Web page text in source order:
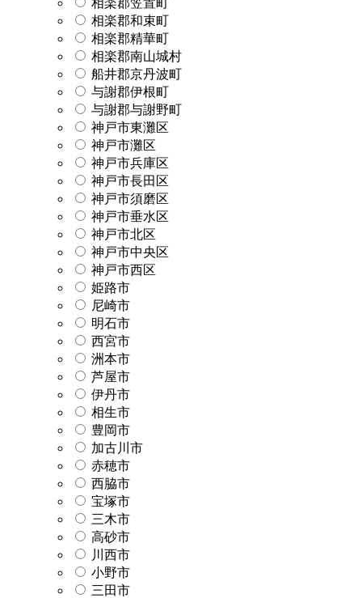
相楽郡和束町
相楽郡精華町
相楽郡南山城村
船井郡京丹波町
与謝郡伊根町
与謝郡与謝野町
神戸市東灘区
神戸市灘区
神戸市兵庫区
神戸市長田区
神戸市須磨区
神戸市垂水区
神戸市北区
神戸市中央区
神戸市西区
姫路市
尼崎市
明石市
西宮市
洲本市
芦屋市
伊丹市
相生市
豊岡市
加古川市
赤穂市
西脇市
宝塚市
三木市
高砂市
川西市
小野市
三田市